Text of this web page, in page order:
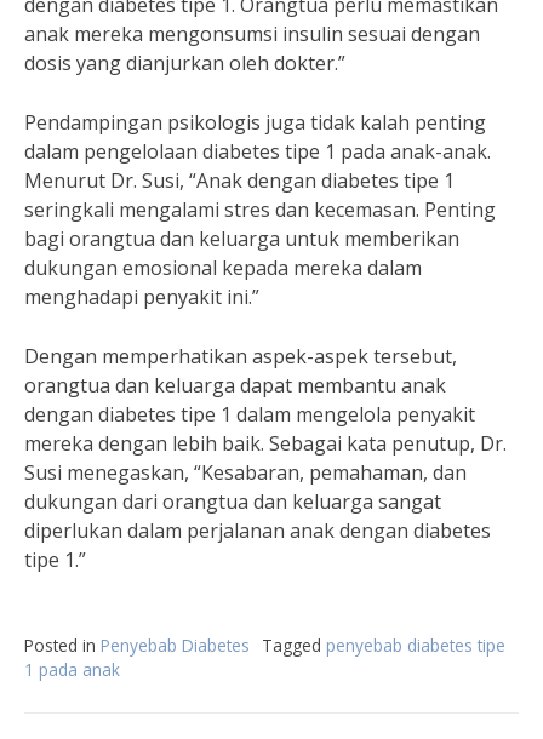
anak mereka mengonsumsi insulin sesuai dengan
dosis yang dianjurkan oleh dokter.”
Pendampingan psikologis juga tidak kalah penting
dalam pengelolaan diabetes tipe 1 pada anak-anak.
Menurut Dr. Susi, “Anak dengan diabetes tipe 1
seringkali mengalami stres dan kecemasan. Penting
bagi orangtua dan keluarga untuk memberikan
dukungan emosional kepada mereka dalam
menghadapi penyakit ini.”
Dengan memperhatikan aspek-aspek tersebut,
orangtua dan keluarga dapat membantu anak
dengan diabetes tipe 1 dalam mengelola penyakit
mereka dengan lebih baik. Sebagai kata penutup, Dr.
Susi menegaskan, “Kesabaran, pemahaman, dan
dukungan dari orangtua dan keluarga sangat
diperlukan dalam perjalanan anak dengan diabetes
tipe 1.”
Posted in Penyebab Diabetes Tagged penyebab diabetes tipe
1 pada anak